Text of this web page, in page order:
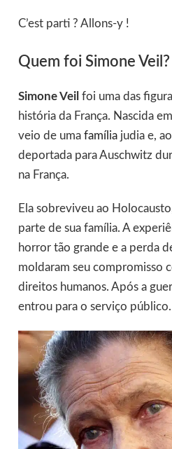
C’est parti ? Allons-y !
Quem foi Simone Veil?
Simone Veil foi uma das
história da França. Nascida
veio de uma famíliajudia e,
deportada para Auschwitz
na França.
Ela sobreviveu ao
parte de sua família. A
horror tão grande e a perda
moldaram seu compromisso
direitos humanos. Após a
entrou para o serviço público.